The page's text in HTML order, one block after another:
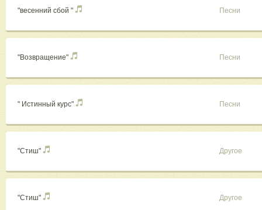
"весенний сбой " Песни
"Возвращение" Песни
" Истинный курс" Песни
"Стиш" Другое
"Стиш" Другое